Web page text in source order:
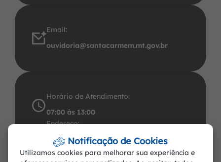
Email:
ouvidoria@santacarmem.mt.gov.br
Horário de Atendimento:
07:00 às 13:00
Endereço:
Avenida Santos Dumont, 491 Centro CEP:
78.545-000. CNPJ: 37.465.283/0001-57
Notificação de Cookies
Utilizamos cookies para melhorar sua experiência e